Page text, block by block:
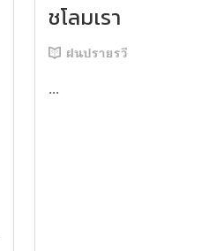
ชโลมเรา
ฝนปรายรวี
...